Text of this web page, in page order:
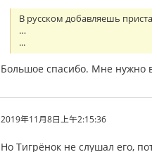
В русском добавляешь
…
...
Большое спасибо. Мне нужно
2019年11月8日上午2:15:36
Но Тигрёнок не слушал его,